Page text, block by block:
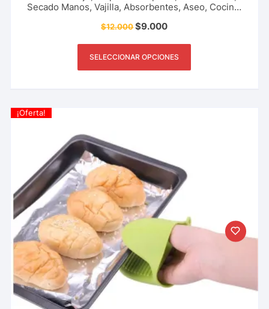
Secado Manos, Vajilla, Absorbentes, Aseo, Cocina,
$12.000$9.000
SELECCIONAR OPCIONES
¡Oferta!